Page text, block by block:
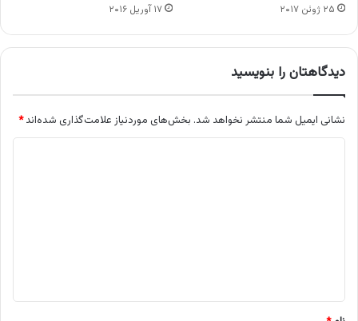
۲۵ ژوئن ۲۰۱۷ ۱۷ آوریل ۲۰۱۶
دیدگاهتان را بنویسید
نشانی ایمیل شما منتشر نخواهد شد. بخش‌های موردنیاز علامت‌گذاری شده‌اند*